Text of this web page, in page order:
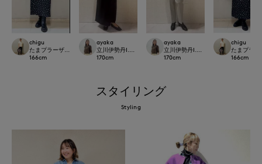
chigu
たまプラーザ東急I.T.'S.international
166cm
ayaka
立川伊勢丹I.T.'S.international
170cm
ayaka
立川伊勢丹I.T.'S.international
170cm
chigu
たまプラ
166cm
スタイリング
Styling